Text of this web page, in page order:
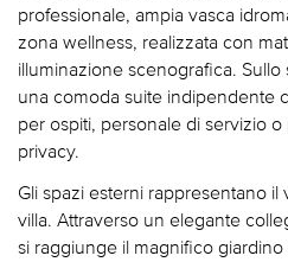
professionale, ampia vasca
zona wellness, realizzata con
illuminazione scenografica.
una comoda suite indipendente
per ospiti, personale di servizio o
privacy.
Gli spazi esterni rappresentano
villa. Attraverso un elegante
si raggiunge il magnifico